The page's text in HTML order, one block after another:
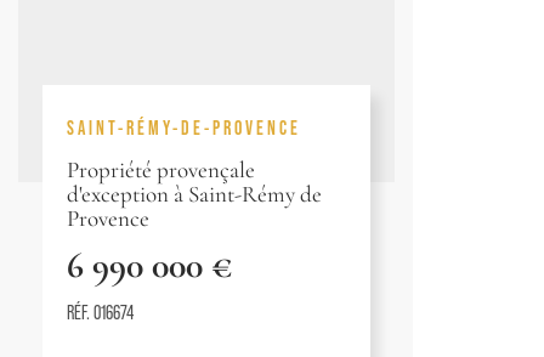
SAINT-RÉMY-DE-PROVENCE
Propriété provençale
d'exception à Saint-Rémy de
Provence
6 990 000 €
RÉF. 016674